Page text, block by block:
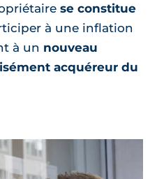
se constitue
à une inflation
à un nouveau
acquéreur du